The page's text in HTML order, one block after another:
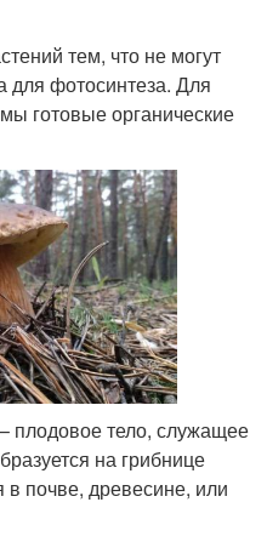
тем, что не могут
для фотосинтеза. Для
готовые органические
плодовое тело, служащее
на грибнице
в почве, древесине, или